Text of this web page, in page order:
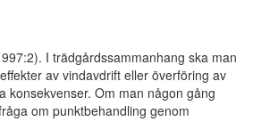
I trädgårdssammanhang ska man
av vindavdrift eller överföring av
konsekvenser. Om man någon gång
om punktbehandling genom